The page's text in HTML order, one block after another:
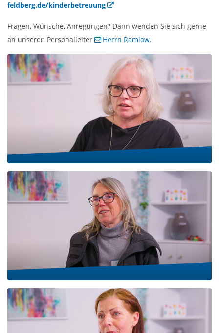
feldberg.de/kinderbetreuung
Fragen, Wünsche, Anregungen? Dann wenden Sie sich gerne
an unseren Personalleiter
Herrn Ramlow.